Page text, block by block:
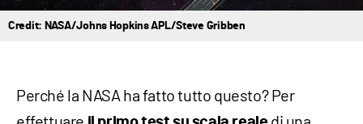
Credit: NASA/Johns Hopkins APL/Steve Gribben
Perché la NASA ha fatto tutto questo? Per